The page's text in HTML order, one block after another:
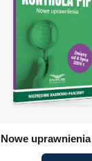
uprawnienia